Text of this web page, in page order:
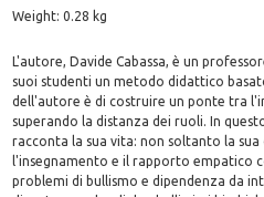
Weight: 0.28 kg
L'autore, Davide Cabassa, è un
suoi studenti un metodo didattico
dell'autore è di costruire un ponte tra
superando la distanza dei ruoli. In
racconta la sua vita: non soltanto la
l'insegnamento e il rapporto empatico
problemi di bullismo e dipendenza da